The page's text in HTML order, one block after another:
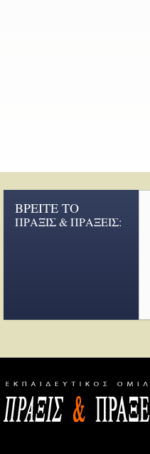
ΒΡΕΙΤΕ ΤΟ
ΠΡΑΞΙΣ & ΠΡΑΞΕΙΣ: